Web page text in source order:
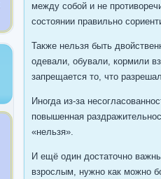
между собой и не
состоянии правильно
Также нельзя быть
одевали, обували, кормили
запрещается то, что
Иногда из-за
повышенная
«нельзя».
И ещё один достаточно
взрослым, нужно как можно